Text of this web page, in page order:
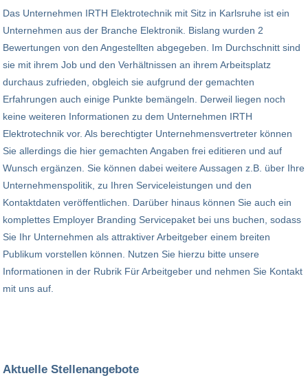
Das Unternehmen IRTH Elektrotechnik mit Sitz in Karlsruhe ist ein
Unternehmen aus der Branche Elektronik. Bislang wurden 2
Bewertungen von den Angestellten abgegeben. Im Durchschnitt sind
sie mit ihrem Job und den Verhältnissen an ihrem Arbeitsplatz
durchaus zufrieden, obgleich sie aufgrund der gemachten
Erfahrungen auch einige Punkte bemängeln. Derweil liegen noch
keine weiteren Informationen zu dem Unternehmen IRTH
Elektrotechnik vor. Als berechtigter Unternehmensvertreter können
Sie allerdings die hier gemachten Angaben frei editieren und auf
Wunsch ergänzen. Sie können dabei weitere Aussagen z.B. über Ihre
Unternehmenspolitik, zu Ihren Serviceleistungen und den
Kontaktdaten veröffentlichen. Darüber hinaus können Sie auch ein
komplettes Employer Branding Servicepaket bei uns buchen, sodass
Sie Ihr Unternehmen als attraktiver Arbeitgeber einem breiten
Publikum vorstellen können. Nutzen Sie hierzu bitte unsere
Informationen in der Rubrik Für Arbeitgeber und nehmen Sie Kontakt
mit uns auf.
Aktuelle Stellenangebote